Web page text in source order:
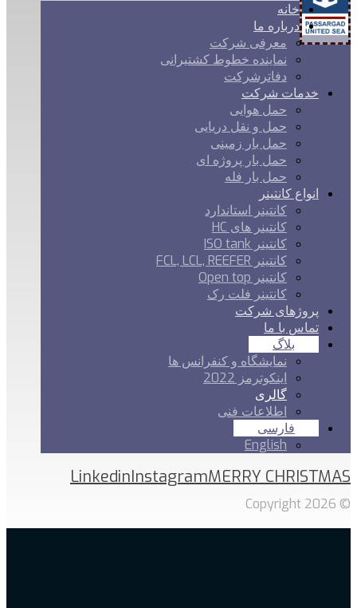
خانه
درباره ما
معرفی شرکت
نماینده خطوط کشتیرانی
دفاترشرکت
خدمات شرکت
حمل هوایی
حمل و نقل دریایی
حمل بار زمینی
حمل بار پروژه ای
حمل بار فله
انواع کانتینر
کانتینر استاندارد
کانتینر های HC
کانتینر ISO tank
کانتینر FCL, LCL, REEFER
کانتینر Open top
کانتینر فلت رک
پروژهای شرکت
تماس با ما
بلاگ
نمایشگاه و کنفرانس ها
اینکوترمز 2022
گالری
اطلاعات فنی
فارسی
English
LinkedinInstagramMERRY CHRISTMAS
© Copyright 2026